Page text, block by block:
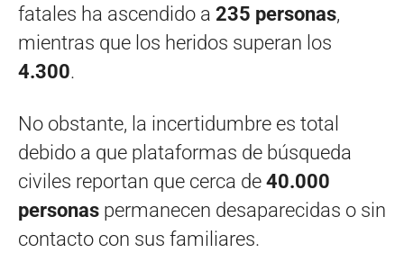
fatales ha ascendido a 235 personas,
mientras que los heridos superan los
4.300.
No obstante, la incertidumbre es total
debido a que plataformas de búsqueda
civiles reportan que cerca de 40.000
personas permanecen desaparecidas o sin
contacto con sus familiares.